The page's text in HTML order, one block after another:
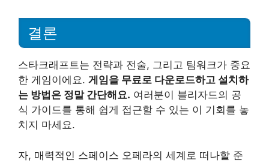
결론
스타크래프트는 전략과 전술, 그리고 팀워크가 중요
한 게임이에요. 게임을 무료로 다운로드하고 설치하
는 방법은 정말 간단해요. 여러분이 블리자드의 공
식 가이드를 통해 쉽게 접근할 수 있는 이 기회를 놓
치지 마세요.
자, 매력적인 스페이스 오페라의 세계로 떠나할 준